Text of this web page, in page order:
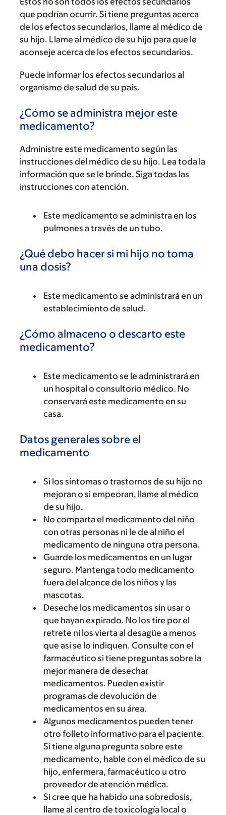
que podrían ocurrir. Si tiene preguntas acerca
de los efectos secundarios, llame al médico de
su hijo. Llame al médico de su hijo para que le
aconseje acerca de los efectos secundarios.
Puede informar los efectos secundarios al
organismo de salud de su país.
¿Cómo se administra mejor este
medicamento?
Administre este medicamento según las
instrucciones del médico de su hijo. Lea toda la
información que se le brinde. Siga todas las
instrucciones con atención.
Este medicamento se administra en los
pulmones a través de un tubo.
¿Qué debo hacer si mi hijo no toma
una dosis?
Este medicamento se administrará en un
establecimiento de salud.
¿Cómo almaceno o descarto este
medicamento?
Este medicamento se le administrará en
un hospital o consultorio médico. No
conservará este medicamento en su
casa.
Datos generales sobre el
medicamento
Si los síntomas o trastornos de su hijo no
mejoran o si empeoran, llame al médico
de su hijo.
No comparta el medicamento del niño
con otras personas ni le de al niño el
medicamento de ninguna otra persona.
Guarde los medicamentos en un lugar
seguro. Mantenga todo medicamento
fuera del alcance de los niños y las
mascotas.
Deseche los medicamentos sin usar o
que hayan expirado. No los tire por el
retrete ni los vierta al desagüe a menos
que así se lo indiquen. Consulte con el
farmacéutico si tiene preguntas sobre la
mejor manera de desechar
medicamentos. Pueden existir
programas de devolución de
medicamentos en su área.
Algunos medicamentos pueden tener
otro folleto informativo para el paciente.
Si tiene alguna pregunta sobre este
medicamento, hable con el médico de su
hijo, enfermera, farmacéutico u otro
proveedor de atención médica.
Si cree que ha habido una sobredosis,
llame al centro de toxicología local o